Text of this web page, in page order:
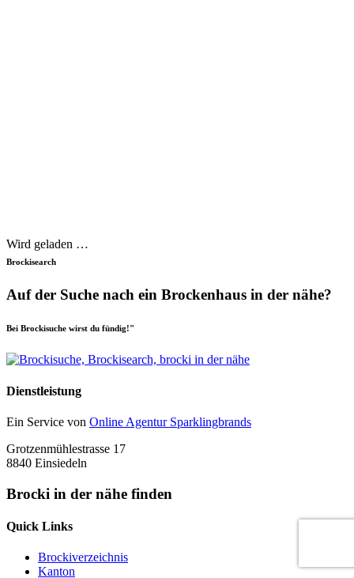
Wird geladen …
Brockisearch
Auf der Suche nach ein Brockenhaus in der nähe?
Bei Brockisuche wirst du fündig!"
Dienstleistung
Ein Service von Online Agentur Sparklingbrands
Grotzenmühlestrasse 17
8840 Einsiedeln
Brocki in der nähe finden
Quick Links
Brockiverzeichnis
Kanton